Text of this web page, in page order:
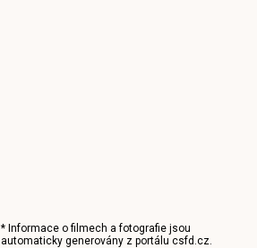
* Informace o filmech a fotografie jsou
automaticky generovány z portálucsfd.cz.